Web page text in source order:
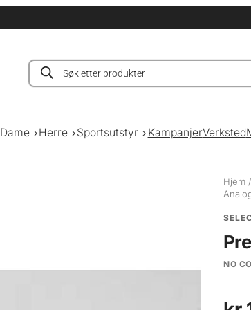
Products
search
Dame Herre Sportsutstyr KampanjerVerksted
Hjem /
NO